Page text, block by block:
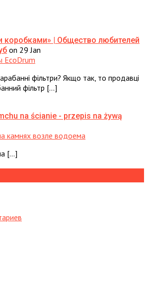
коробками» | Общество любителей
on 29 Jan
EcoDrum
фільтри? Якщо так, то продавці
фільтр […]
na ścianie - przepis na żywą
камнях возле водоема
[…]